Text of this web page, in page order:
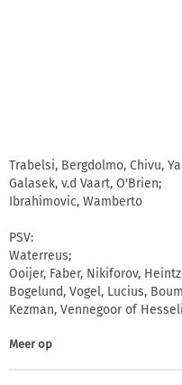
Trabelsi, Bergdolmo, Chivu,
Galasek, v.d Vaart, O'Brien;
Ibrahimovic, Wamberto
PSV:
Waterreus;
Ooijer, Faber, Nikiforov,
Bogelund, Vogel, Lucius,
Kezman, Vennegoor of
Meer op